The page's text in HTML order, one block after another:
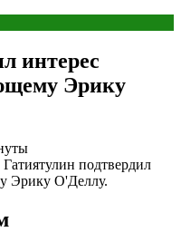
интерес
Эрику
подтвердил
Эрику О'Деллу.